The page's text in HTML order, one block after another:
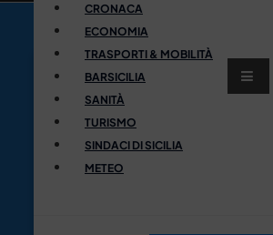
CRONACA
ECONOMIA
TRASPORTI & MOBILITÀ
BARSICILIA
SANITÀ
TURISMO
SINDACI DI SICILIA
METEO